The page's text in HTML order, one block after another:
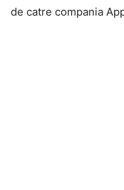
de catre compania